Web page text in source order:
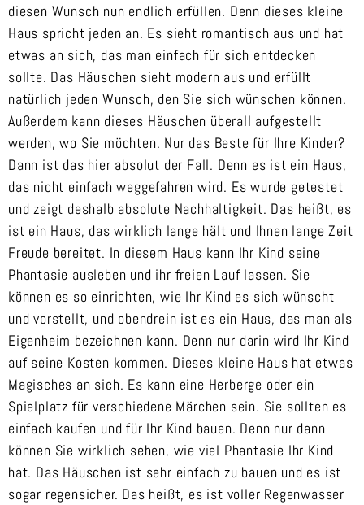
diesen Wunsch nun endlich erfüllen. Denn dieses kleine
Haus spricht jeden an. Es sieht romantisch aus und hat
etwas an sich, das man einfach für sich entdecken
sollte. Das Häuschen sieht modern aus und erfüllt
natürlich jeden Wunsch, den Sie sich wünschen können.
Außerdem kann dieses Häuschen überall aufgestellt
werden, wo Sie möchten. Nur das Beste für Ihre Kinder?
Dann ist das hier absolut der Fall. Denn es ist ein Haus,
das nicht einfach weggefahren wird. Es wurde getestet
und zeigt deshalb absolute Nachhaltigkeit. Das heißt, es
ist ein Haus, das wirklich lange hält und Ihnen lange Zeit
Freude bereitet. In diesem Haus kann Ihr Kind seine
Phantasie ausleben und ihr freien Lauf lassen. Sie
können es so einrichten, wie Ihr Kind es sich wünscht
und vorstellt, und obendrein ist es ein Haus, das man als
Eigenheim bezeichnen kann. Denn nur darin wird Ihr Kind
auf seine Kosten kommen. Dieses kleine Haus hat etwas
Magisches an sich. Es kann eine Herberge oder ein
Spielplatz für verschiedene Märchen sein. Sie sollten es
einfach kaufen und für Ihr Kind bauen. Denn nur dann
können Sie wirklich sehen, wie viel Phantasie Ihr Kind
hat. Das Häuschen ist sehr einfach zu bauen und es ist
sogar regensicher. Das heißt, es ist voller Regenwasser